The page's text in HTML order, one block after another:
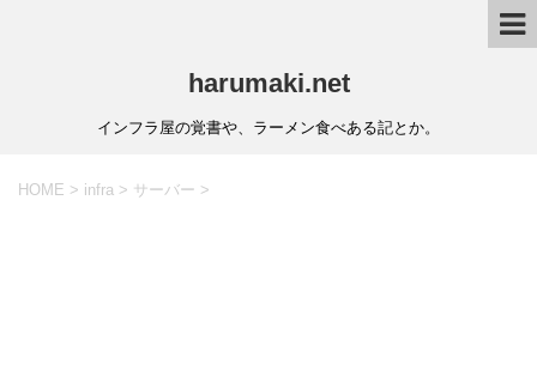
harumaki.net
インフラ屋の覚書や、ラーメン食べある記とか。
HOME > infra > サーバー >